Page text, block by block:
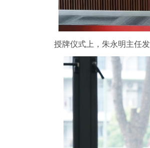
授牌仪式上，朱永明主任